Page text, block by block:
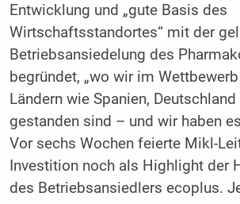
Entwicklung und „gute Basis des
Wirtschaftsstandortes“ mit der
Betriebsansiedelung des
begründet, „wo wir im
Ländern wie Spanien,
gestanden sind – und wir haben
Vor sechs Wochen feierte Mikl-
Investition noch als Highlight der
des Betriebsansiedlers ecoplus.